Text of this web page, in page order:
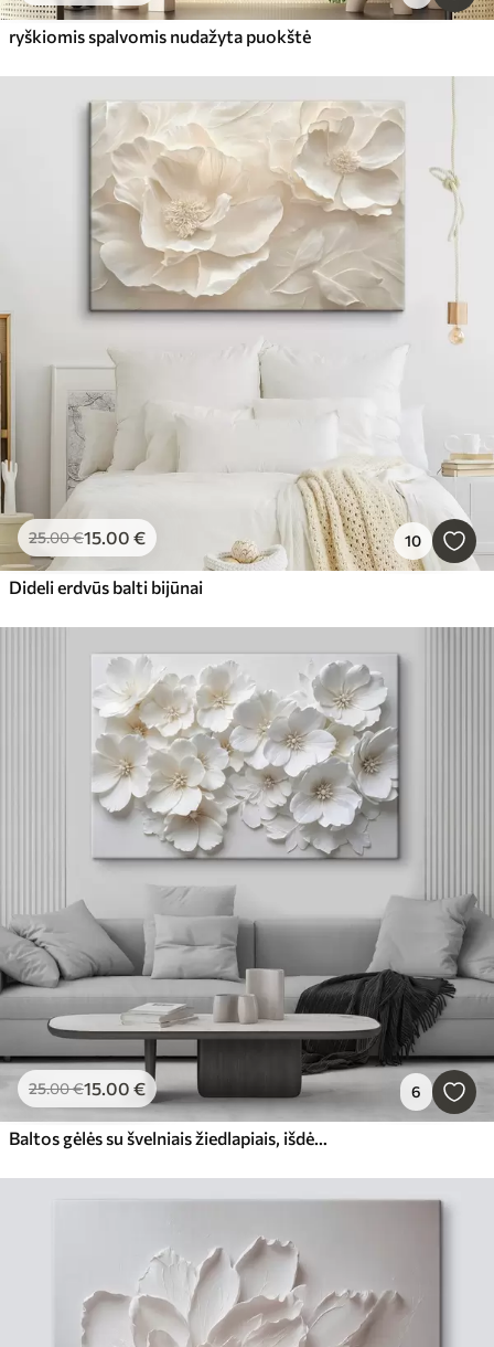
ryškiomis spalvomis nudažyta puokštė
25.00€15.00 € 10
Dideli erdvūs balti bijūnai
25.00€15.00 € 6
Baltos gėlės su švelniais žiedlapiais, išdėstytais gražiu gėlių raštu šviesiame fone